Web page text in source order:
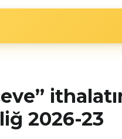
2026-23